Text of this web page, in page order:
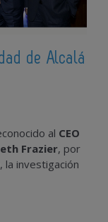
de Alcalá
al CEO
Frazier, por
la investigación